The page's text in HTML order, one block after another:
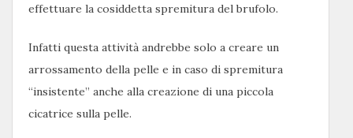
effettuare la cosiddetta spremitura del brufolo.
Infatti questa attività andrebbe solo a creare un
arrossamento della pelle e in caso di spremitura
“insistente” anche alla creazione di una piccola
cicatrice sulla pelle.